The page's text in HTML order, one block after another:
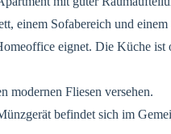
einem Sofabereich und einem
eignet. Die Küche ist
modernen Fliesen versehen.
befindet sich im